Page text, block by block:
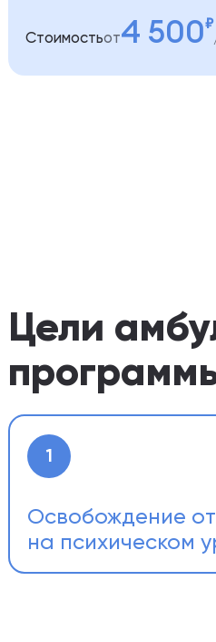
Стоимостьот4 500
Цели
1
Освобождение
на психическом